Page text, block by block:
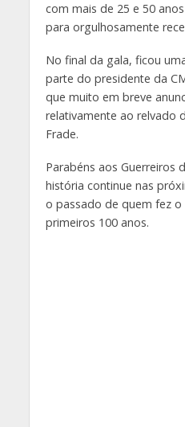
com mais de 25 e 50
para orgulhosamente
No final da gala, ficou
parte do presidente da
que muito em breve
relativamente ao relvado
Frade.
Parabéns aos Guerreiros
história continue nas
o passado de quem fez o
primeiros 100 anos.